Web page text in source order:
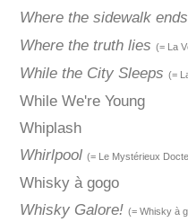
Where the sidewalk ends
Where the truth lies (= La
While the City Sleeps (=
While We're Young
Whiplash
Whirlpool (= Le Mystérieux
Whisky à gogo
Whisky Galore! (= Whisky à